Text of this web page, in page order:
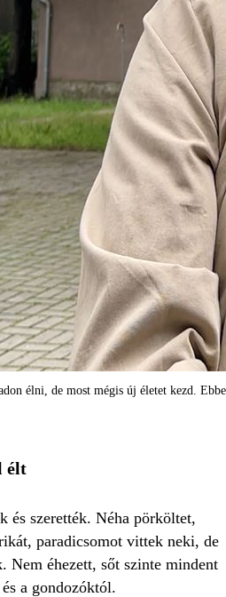
élni, de most mégis új életet kezd.
élt
és szerették. Néha pörköltet,
paradicsomot vittek neki, de
Nem éhezett, sőt szinte mindent
a gondozóktól.